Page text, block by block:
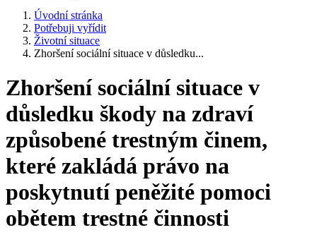
Úvodní stránka
Potřebuji vyřídit
Životní situace
Zhoršení sociální situace v důsledku...
Zhoršení sociální situace v
důsledku škody na zdraví
způsobené trestným činem,
které zakládá právo na
poskytnutí peněžité pomoci
obětem trestné činnosti